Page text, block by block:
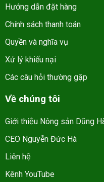
Hướng dẫn đặt hàng
Chính sách thanh toán
Quyền và nghĩa vụ
Xử lý khiếu nại
Các câu hỏi thường gặp
Về chúng tôi
Giới thiệu Nông sản Dũng
CEO Nguyễn Đức Hà
Liên hệ
Kênh YouTube